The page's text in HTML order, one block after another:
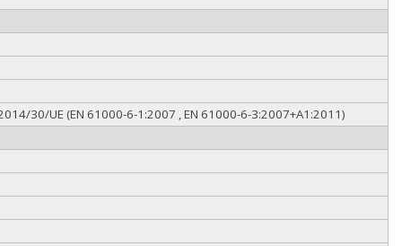
30/UE (EN 61000-6-1:2007 , EN 61000-6-3:2007+A1:2011)